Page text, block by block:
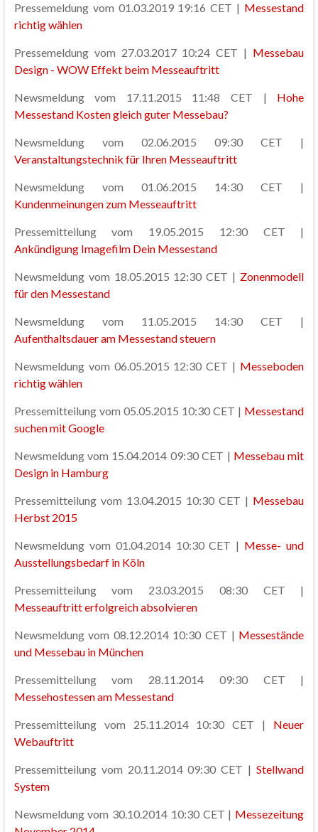
Pressemeldung vom 01.03.2019 19:16 CET | Messestand
richtig wählen
Pressemeldung vom 27.03.2017 10:24 CET | Messebau
Design - WOW Effekt beim Messeauftritt
Newsmeldung vom 17.11.2015 11:48 CET | Hohe
Messestand Kosten gleich guter Messebau?
Newsmeldung vom 02.06.2015 09:30 CET |
Veranstaltungstechnik für Ihren Messeauftritt
Newsmeldung vom 01.06.2015 14:30 CET |
Kundenmeinungen zum Messeauftritt
Pressemitteilung vom 19.05.2015 12:30 CET |
Ankündigung Imagefilm Dein Messestand
Newsmeldung vom 18.05.2015 12:30 CET | Zonenmodell
für den Messestand
Newsmeldung vom 11.05.2015 14:30 CET |
Aufenthaltsdauer am Messestand steuern
Newsmeldung vom 06.05.2015 12:30 CET | Messeboden
richtig wählen
Pressemitteilung vom 05.05.2015 10:30 CET | Messestand
suchen mit Google
Newsmeldung vom 15.04.2014 09:30 CET | Messebau mit
Design in Hamburg
Pressemitteilung vom 13.04.2015 10:30 CET | Messebau
Herbst 2015
Newsmeldung vom 01.04.2014 10:30 CET | Messe- und
Ausstellungsbedarf in Köln
Pressemitteilung vom 23.03.2015 08:30 CET |
Messeauftritt erfolgreich absolvieren
Newsmeldung vom 08.12.2014 10:30 CET | Messestände
und Messebau in München
Pressemitteilung vom 28.11.2014 09:30 CET |
Messehostessen am Messestand
Pressemitteilung vom 25.11.2014 10:30 CET | Neuer
Webauftritt
Pressemitteilung vom 20.11.2014 09:30 CET |Stellwand
System
Newsmeldung vom 30.10.2014 10:30 CET | Messezeitung